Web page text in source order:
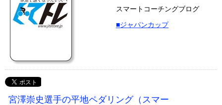
スマートコーチングブログ
■ジャパンカップ
宮澤崇史選手の平地ペダリング（スマー